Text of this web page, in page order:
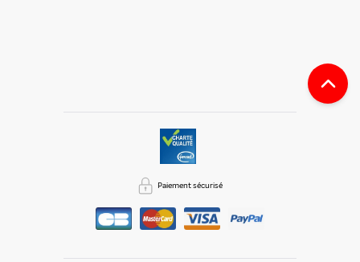
En partageant du contenu, vous acceptez que ces
informations soient traitées par ADLPartner (groupe
Dékuple), responsable de traitement, pour donner suite à
votre demande de recommandation auprès de votre ami.
Vous certifiez également ne pas envoyer d’email indésirable.
pour cet envoi à la suite duquel elles seront
automatiquement supprimées. Pour en savoir plus, consultez
Paiement sécurisé